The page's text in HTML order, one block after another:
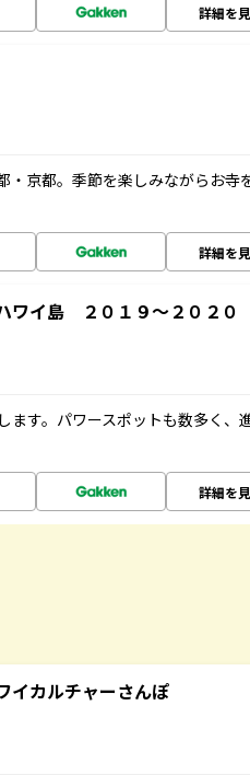
詳細を
・京都。季節を楽しみながらお寺
詳細を
イ島 ２０１９～２０２０
ます。パワースポットも数多く、
詳細を
カルチャーさんぽ